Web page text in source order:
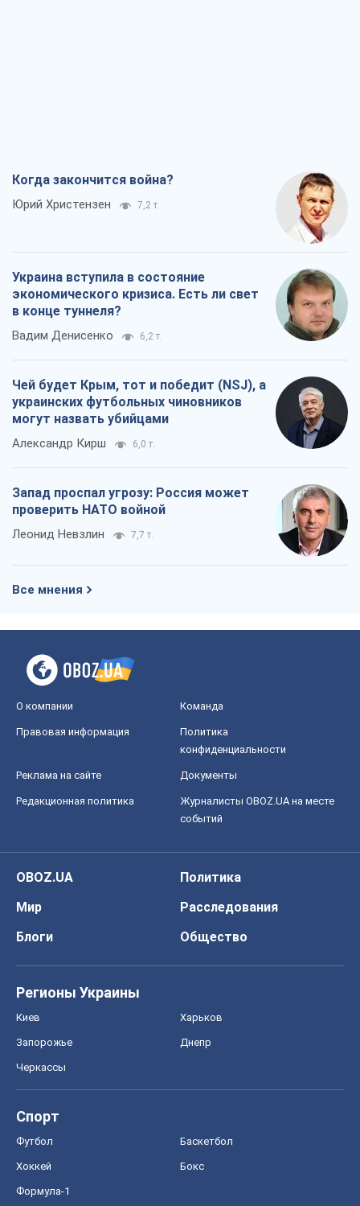
Когда закончится война?
Юрий Христензен 7,2 т.
Украина вступила в состояние
экономического кризиса. Есть ли свет
в конце туннеля?
Вадим Денисенко 6,2 т.
Чей будет Крым, тот и победит (NSJ), а
украинских футбольных чиновников
могут назвать убийцами
Александр Кирш 6,0 т.
Запад проспал угрозу: Россия может
проверить НАТО войной
Леонид Невзлин 7,7 т.
Все мнения
О компании Команда
Правовая информация
Политика
конфиденциальности
Реклама на сайте Документы
Редакционная политика
Журналисты OBOZ.UA на месте
событий
OBOZ.UA
Политика
Мир
Расследования
Блоги
Общество
Регионы Украины
Киев Харьков
Запорожье Днепр
Черкассы
Спорт
Футбол Баскетбол
Хоккей Бокс
Формула-1